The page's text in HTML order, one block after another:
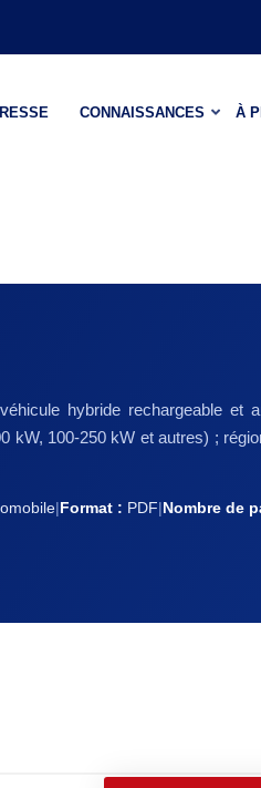
CONNAISSANCES À
hybride rechargeable et
kW, 100-250 kW et autres) ;
|Format : PDF|Nombre de